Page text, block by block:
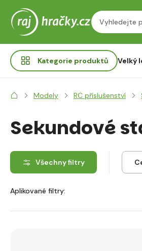
Kategorie produktů Velký
Modely RC příslušenství
Sekundové
Všechny filtry
Aplikované filtry: